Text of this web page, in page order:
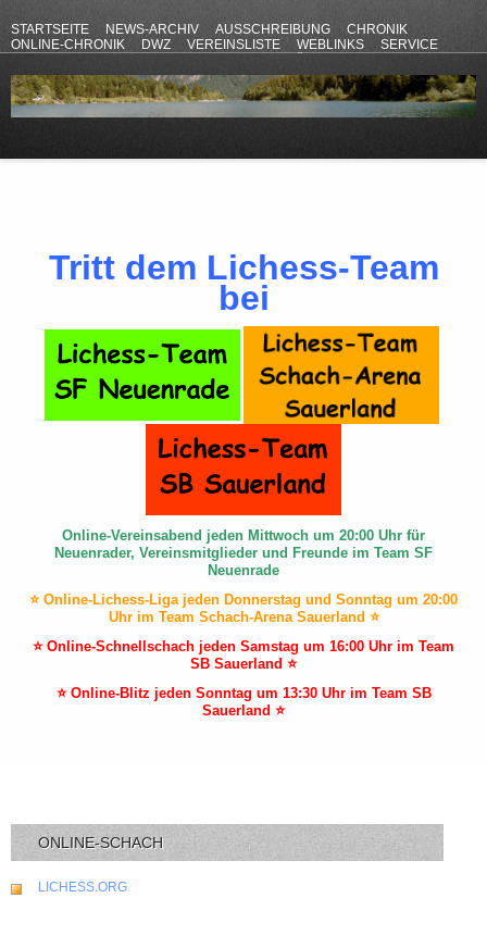
STARTSEITE NEWS-ARCHIV AUSSCHREIBUNG
CHRONIK
ONLINE-CHRONIK
DWZ VEREINSLISTE WEBLINKS
SERVICE
Tritt dem Lichess-Team
bei
Online-Vereinsabend jeden Mittwoch um 20:00 Uhr für
Neuenrader, Vereinsmitglieder und Freunde im Team SF
Neuenrade
⭐ Online-Lichess-Liga jeden Donnerstag und Sonntag um 20:00
Uhr im Team Schach-Arena Sauerland ⭐
⭐ Online-Schnellschach jeden Samstag um 16:00 Uhr im Team
SB Sauerland ⭐
⭐ Online-Blitz jeden Sonntag um 13:30 Uhr im Team SB
Sauerland ⭐
ONLINE-SCHACH
LICHESS.ORG